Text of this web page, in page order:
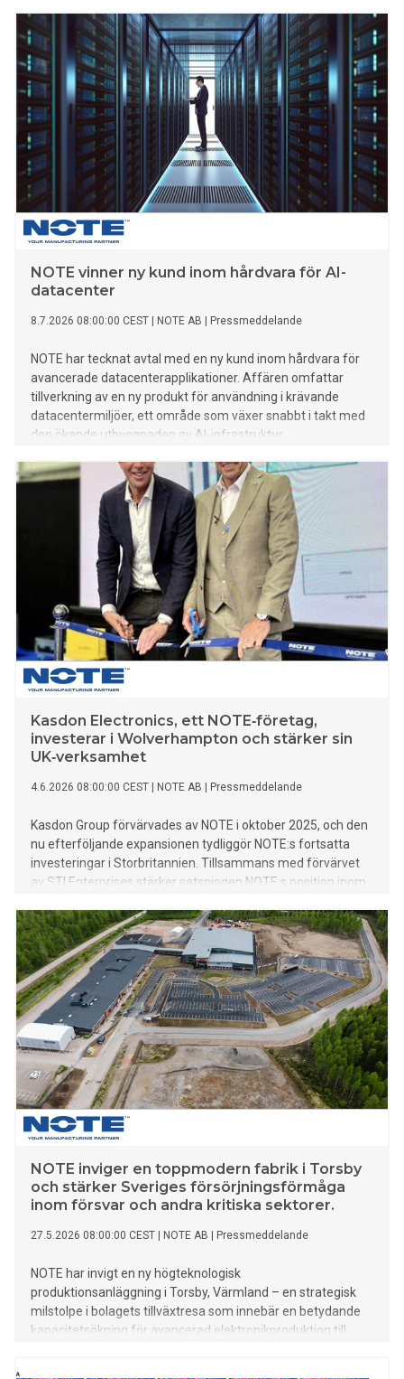
avancerad aerodynamik och ett batteri optimerat för
vardagsbruk.
NOTE vinner ny kund inom hårdvara för AI-
datacenter
8.7.2026 08:00:00 CEST NOTE AB Pressmeddelande
NOTE har tecknat avtal med en ny kund inom hårdvara för
avancerade datacenterapplikationer. Affären omfattar
tillverkning av en ny produkt för användning i krävande
datacentermiljöer, ett område som växer snabbt i takt med
den ökande utbyggnaden av AI-infrastruktur.
Kasdon Electronics, ett NOTE‑företag,
investerar i Wolverhampton och stärker sin
UK‑verksamhet
4.6.2026 08:00:00 CEST NOTE AB Pressmeddelande
Kasdon Group förvärvades av NOTE i oktober 2025, och den
nu efterföljande expansionen tydliggör NOTE:s fortsatta
investeringar i Storbritannien. Tillsammans med förvärvet
av STI Enterprises stärker satsningen NOTE:s position inom
försvar, industri, kommunikation, MedTech och GreenTech
sektorerna.
NOTE inviger en toppmodern fabrik i Torsby
och stärker Sveriges försörjningsförmåga
inom försvar och andra kritiska sektorer.
27.5.2026 08:00:00 CEST NOTE AB Pressmeddelande
NOTE har invigt en ny högteknologisk
produktionsanläggning i Torsby, Värmland – en strategisk
milstolpe i bolagets tillväxtresa som innebär en betydande
kapacitetsökning för avancerad elektronikproduktion till